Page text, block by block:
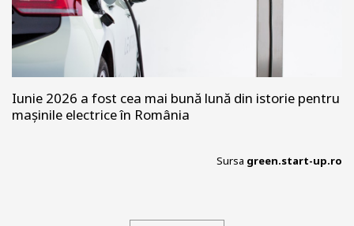
Iunie 2026 a fost cea mai bună lună din istorie pentru
mașinile electrice în România
Sursa green.start-up.ro